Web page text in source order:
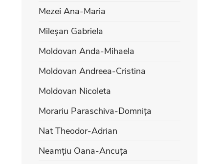
Mezei Ana-Maria
Mileșan Gabriela
Moldovan Anda-Mihaela
Moldovan Andreea-Cristina
Moldovan Nicoleta
Morariu Paraschiva-Domnița
Nat Theodor-Adrian
Neamțiu Oana-Ancuța